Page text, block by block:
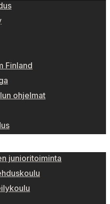
Finland
ohjelmat
junioritoiminta